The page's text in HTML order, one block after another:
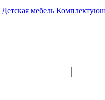
Детская мебель